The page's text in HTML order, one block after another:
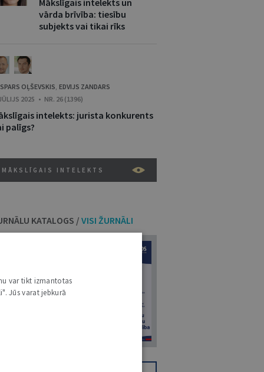
Mākslīgais intelekts un
vārda brīvība: tiesību
subjekts vai tikai rīks
OĻŠEVSKIS, EDVIJS ZANDARS
2025 • NR. 26 (1396)
intelekts: jurista konkurents
palīgs?
MĀKSLĪGAIS INTELEKTS
KATALOGS /VISI ŽURNĀLI
7
var tikt izmantotas
Jūs varat jebkurā